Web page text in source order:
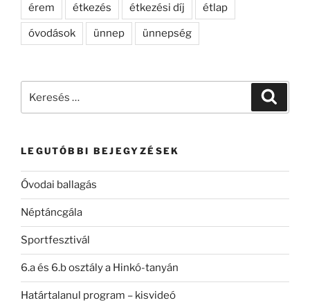
érem étkezés étkezési díj étlap
óvodások ünnep ünnepség
LEGUTÓBBI BEJEGYZÉSEK
Óvodai ballagás
Néptáncgála
Sportfesztivál
6.a és 6.b osztály a Hinkó-tanyán
Határtalanul program – kisvideó